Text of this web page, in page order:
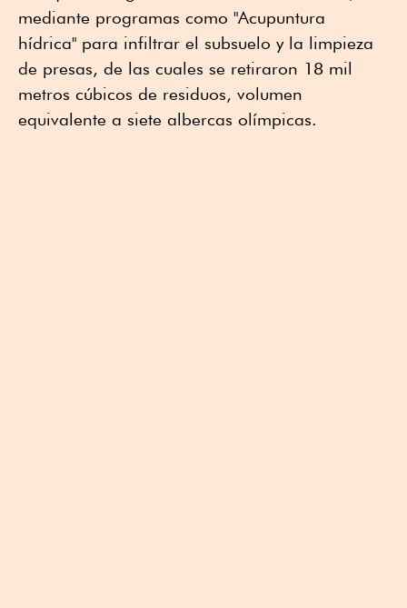
mediante programas como "Acupuntura
hídrica" para infiltrar el subsuelo y la limpieza
de presas, de las cuales se retiraron 18 mil
metros cúbicos de residuos, volumen
equivalente a siete albercas olímpicas.